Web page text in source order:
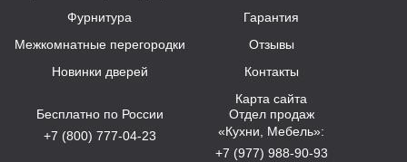
Фурнитура
Межкомнатные перегородки
Новинки дверей
Гарантия
Отзывы
Контакты
Карта сайта
Бесплатно по России
+7 (800) 777-04-23
Отдел продаж
«Кухни, Мебель»:
+7 (977) 988-90-93